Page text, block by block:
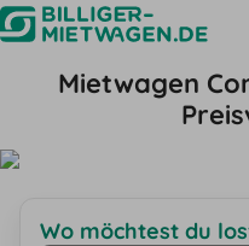
Mietwagen
Wo möchtest du